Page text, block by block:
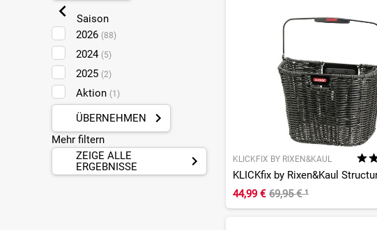
Pforzheim
Plankstadt
Sankt Augustin
Saison
2026 (88)
2024 (5)
2025 (2)
Aktion (1)
ÜBERNEHMEN
Mehr filtern
ZEIGE ALLE
ERGEBNISSE
KLICKFIX BY RIXEN&KAUL
44,99 € 69,95 €¹